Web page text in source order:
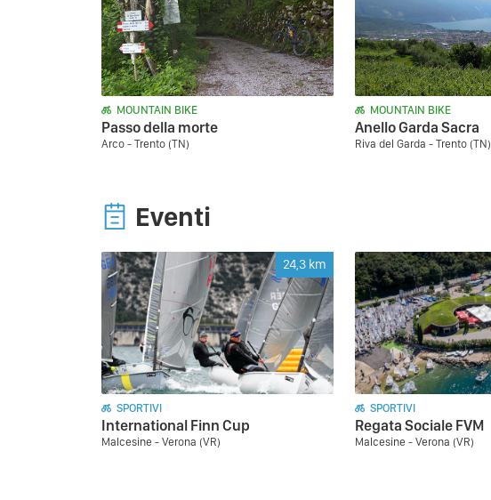
MOUNTAIN BIKE
Passo della morte
Arco - Trento (TN)
MOUNTAIN BIKE
Anello Garda Sacra
Riva del Garda - Trento (TN)
Eventi
24,3 km
SPORTIVI
International Finn Cup
Malcesine - Verona (VR)
SPORTIVI
Regata Sociale FVM
Malcesine - Verona (VR)